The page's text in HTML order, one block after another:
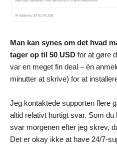
Man kan synes om det hvad
tager op til 50 USD for at gøre
var en meget fin deal – én
minutter at skrive) for at
Jeg kontaktede supporten flere
altid relativt hurtigt svar. Som
svar morgenen efter jeg skrev,
Det er okay ikke at have 24/7-